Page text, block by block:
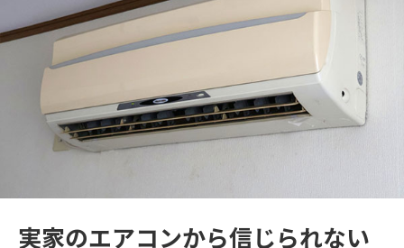
実家のエアコンから信じられない